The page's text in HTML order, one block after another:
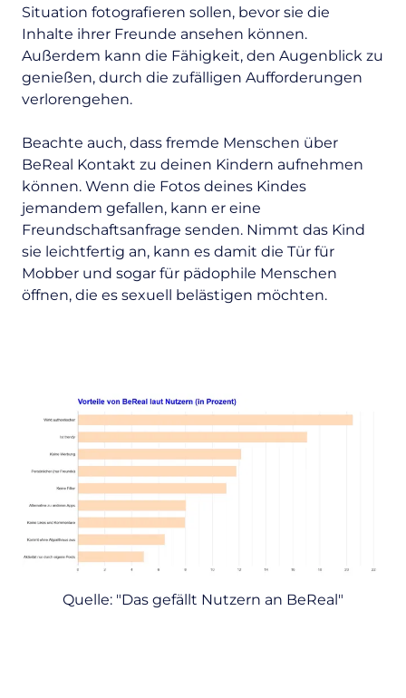
Situation fotografieren sollen, bevor sie die
Inhalte ihrer Freunde ansehen können.
Außerdem kann die Fähigkeit, den Augenblick zu
genießen, durch die zufälligen Aufforderungen
verlorengehen.
Beachte auch, dass fremde Menschen über
BeReal Kontakt zu deinen Kindern aufnehmen
können. Wenn die Fotos deines Kindes
jemandem gefallen, kann er eine
Freundschaftsanfrage senden. Nimmt das Kind
sie leichtfertig an, kann es damit die Tür für
Mobber und sogar für pädophile Menschen
öffnen, die es sexuell belästigen möchten.
Quelle: "Das gefällt Nutzern an BeReal"